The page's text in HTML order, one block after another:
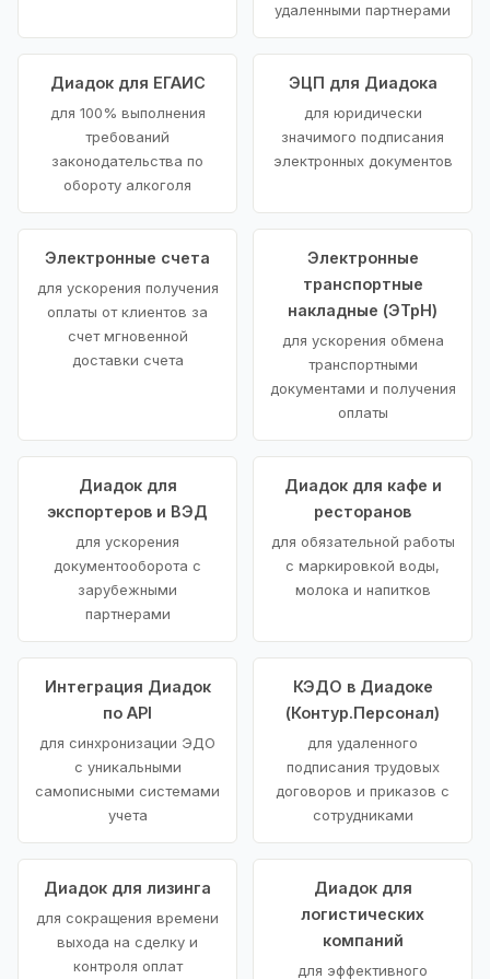
удаленными партнерами
Диадок для ЕГАИС
для 100% выполнения
требований
законодательства по
обороту алкоголя
ЭЦП для Диадока
для юридически
значимого подписания
электронных документов
Электронные счета
для ускорения получения
оплаты от клиентов за
счет мгновенной
доставки счета
Электронные
транспортные
накладные (ЭТрН)
для ускорения обмена
транспортными
документами и получения
оплаты
Диадок для
экспортеров и ВЭД
для ускорения
документооборота с
зарубежными
партнерами
Диадок для кафе и
ресторанов
для обязательной работы
с маркировкой воды,
молока и напитков
Интеграция Диадок
по API
для синхронизации ЭДО
с уникальными
самописными системами
учета
КЭДО в Диадоке
(Контур.Персонал)
для удаленного
подписания трудовых
договоров и приказов с
сотрудниками
Диадок для лизинга
для сокращения времени
выхода на сделку и
контроля оплат
Диадок для
логистических
компаний
для эффективного